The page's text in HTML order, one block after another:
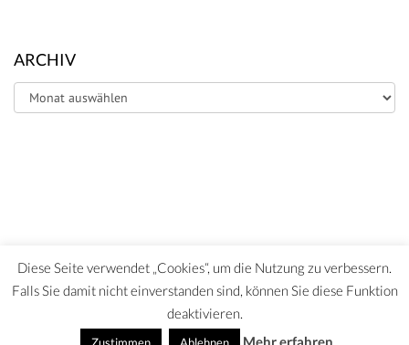
ARCHIV
Archiv
DATENSCHUTZERKLÄRUNG | HAFTUNGSAUSCHLUSS | IMPRESSUM
Diese Seite verwendet „Cookies“, um die Nutzung zu verbessern.
Falls Sie damit nicht einverstanden sind, können Sie diese Funktion
deaktivieren.
Mehr erfahren